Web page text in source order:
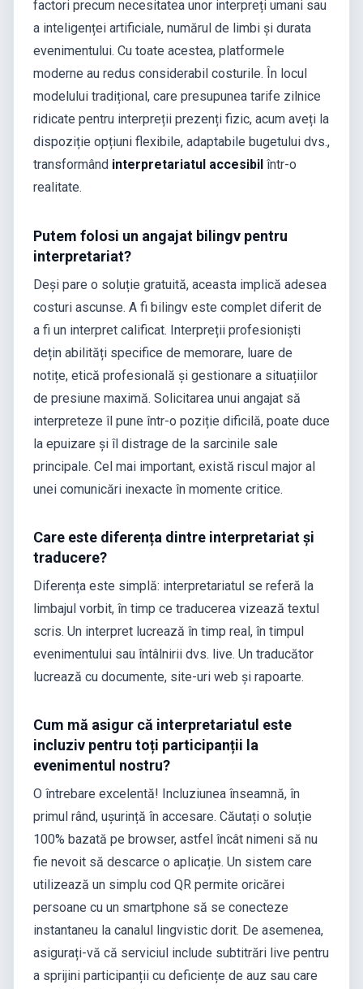
factori precum necesitatea unor interpreți umani sau
a inteligenței artificiale, numărul de limbi și durata
evenimentului. Cu toate acestea, platformele
moderne au redus considerabil costurile. În locul
modelului tradițional, care presupunea tarife zilnice
ridicate pentru interpreții prezenți fizic, acum aveți la
dispoziție opțiuni flexibile, adaptabile bugetului dvs.,
transformând interpretariatul accesibil într-o
realitate.
Putem folosi un angajat bilingv pentru
interpretariat?
Deși pare o soluție gratuită, aceasta implică adesea
costuri ascunse. A fi bilingv este complet diferit de
a fi un interpret calificat. Interpreții profesioniști
dețin abilități specifice de memorare, luare de
notițe, etică profesională și gestionare a situațiilor
de presiune maximă. Solicitarea unui angajat să
interpreteze îl pune într-o poziție dificilă, poate duce
la epuizare și îl distrage de la sarcinile sale
principale. Cel mai important, există riscul major al
unei comunicări inexacte în momente critice.
Care este diferența dintre interpretariat și
traducere?
Diferența este simplă: interpretariatul se referă la
limbajul vorbit, în timp ce traducerea vizează textul
scris. Un interpret lucrează în timp real, în timpul
evenimentului sau întâlnirii dvs. live. Un traducător
lucrează cu documente, site-uri web și rapoarte.
Cum mă asigur că interpretariatul este
incluziv pentru toți participanții la
evenimentul nostru?
O întrebare excelentă! Incluziunea înseamnă, în
primul rând, ușurință în accesare. Căutați o soluție
100% bazată pe browser, astfel încât nimeni să nu
fie nevoit să descarce o aplicație. Un sistem care
utilizează un simplu cod QR permite oricărei
persoane cu un smartphone să se conecteze
instantaneu la canalul lingvistic dorit. De asemenea,
asigurați-vă că serviciul include subtitrări live pentru
a sprijini participanții cu deficiențe de auz sau care